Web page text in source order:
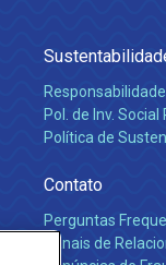
Responsabilidade
Pol. de Inv. Social
Política de
Contato
Perguntas
Canais de